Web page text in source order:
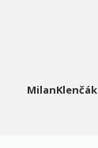
MilanKlenčák